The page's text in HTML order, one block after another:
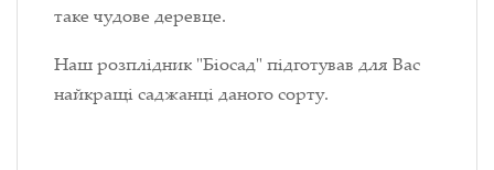
таке чудове деревце.
Наш розплідник "Біосад" підготував для Вас
найкращі саджанці даного сорту.